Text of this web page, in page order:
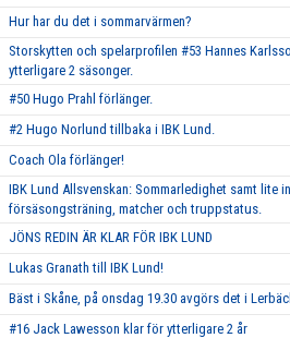
Hur har du det i sommarvärmen?
Storskytten och spelarprofilen #53 Hannes
ytterligare 2 säsonger.
#50 Hugo Prahl förlänger.
#2 Hugo Norlund tillbaka i IBK Lund.
Coach Ola förlänger!
IBK Lund Allsvenskan: Sommarledighet samt lite
försäsongsträning, matcher och truppstatus.
JÖNS REDIN ÄR KLAR FÖR IBK LUND
Lukas Granath till IBK Lund!
Bäst i Skåne, på onsdag 19.30 avgörs det i
#16 Jack Lawesson klar för ytterligare 2 år